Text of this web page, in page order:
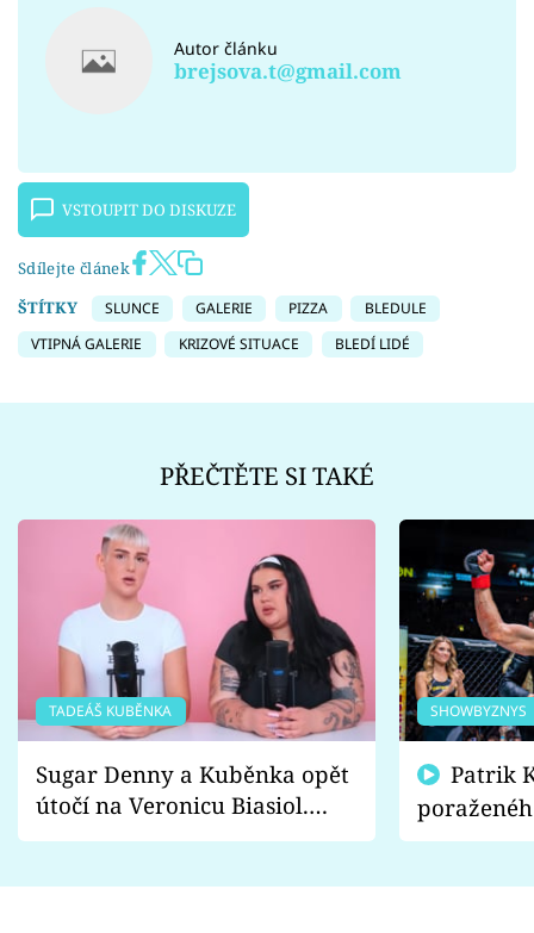
Autor článku
brejsova.t@gmail.com
VSTOUPIT DO DISKUZE
Sdílejte článek
ŠTÍTKY
SLUNCE GALERIE PIZZA
BLEDULE
VTIPNÁ GALERIE
KRIZOVÉ SITUACE BLEDÍ LIDÉ
PŘEČTĚTE SI TAKÉ
TADEÁŠ KUBĚNKA
Sugar Denny a Kuběnka opět
útočí na Veronicu Biasiol.
Proč je podle nich falešná a
SHOWBYZNYS
fanoušci